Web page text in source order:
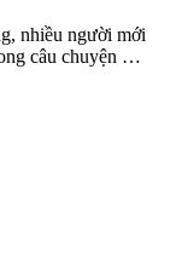
nhiều người mới
câu chuyện …